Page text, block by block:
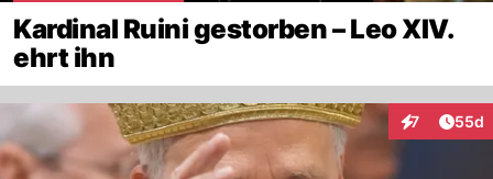
Kardinal Ruini gestorben – Leo XIV.
ehrt ihn
7
Interaktionen
55d